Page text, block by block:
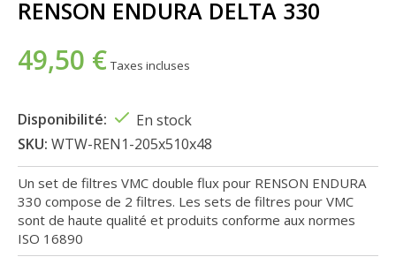
RENSON ENDURA DELTA 330
49,50 € Taxes incluses
Disponibilité:
En stock
SKU: WTW-REN1-205x510x48
Un set de filtres VMC double flux pour RENSON ENDURA
330 compose de 2 filtres. Les sets de filtres pour VMC
sont de haute qualité et produits conforme aux normes
ISO 16890